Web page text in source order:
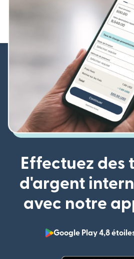
Effectuez des
d'argent
avec notre
Google Play 4,8